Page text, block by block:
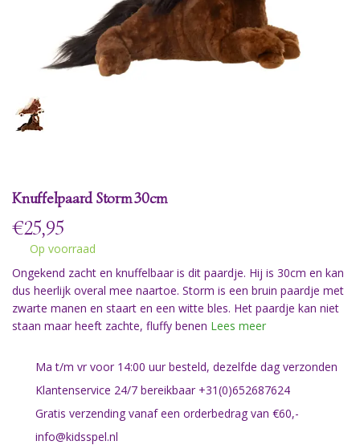
Knuffelpaard Storm 30cm
€25,95
Op voorraad
Ongekend zacht en knuffelbaar is dit paardje. Hij is 30cm en kan
dus heerlijk overal mee naartoe. Storm is een bruin paardje met
zwarte manen en staart en een witte bles. Het paardje kan niet
staan maar heeft zachte, fluffy benen Lees meer
Ma t/m vr voor 14:00 uur besteld, dezelfde dag verzonden
Klantenservice 24/7 bereikbaar +31(0)652687624
Gratis verzending vanaf een orderbedrag van €60,-
info@kidsspel.nl